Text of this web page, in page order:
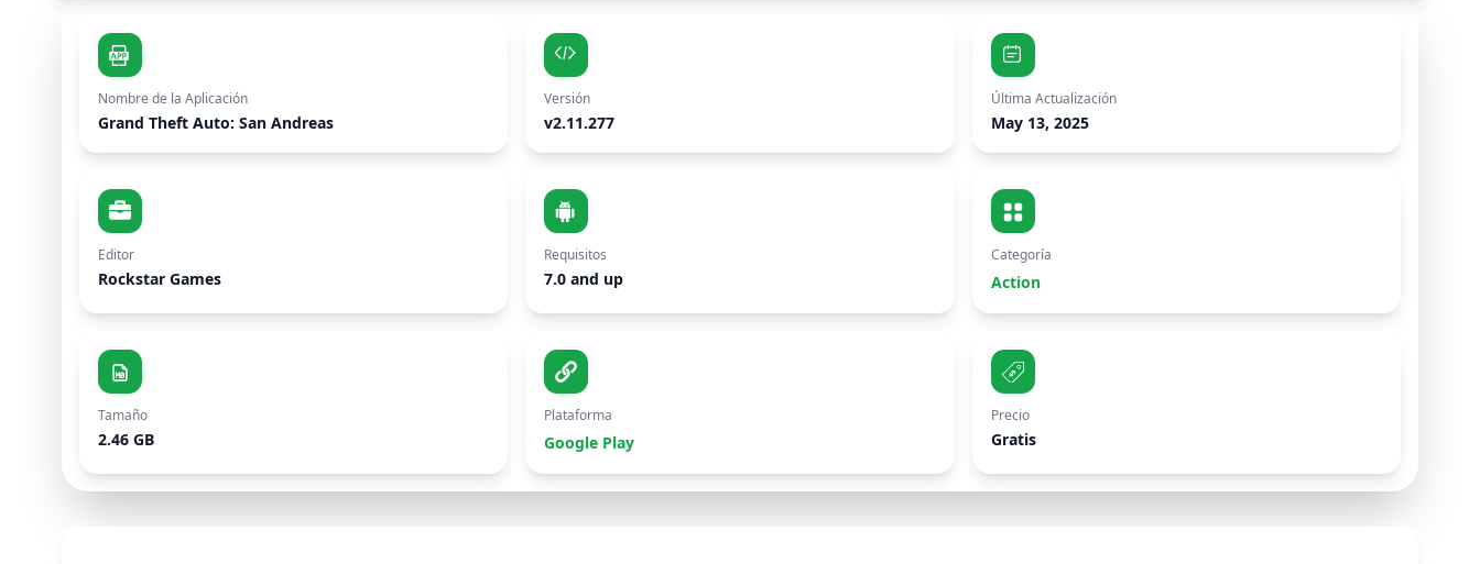
Nombre de la Aplicación
Grand Theft Auto: San Andreas
Versión
v2.11.277
Última Actualización
May 13, 2025
Editor
Rockstar Games
Requisitos
7.0 and up
Categoría
Action
Tamaño
2.46 GB
Plataforma
Google Play
Precio
Gratis